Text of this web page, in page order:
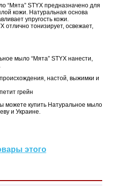
“Мята” STYX предназначено для
кожи. Натуральная основа
упругость кожи.
отлично тонизирует, освежает,
мыло “Мята” STYX нанести,
настой, выжимки и
грейн
можете купить Натуральное мыло
и Украине.
этого